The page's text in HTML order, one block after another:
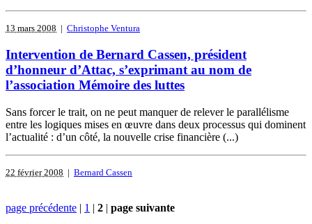
13 mars 2008 | Christophe Ventura
Intervention de Bernard Cassen, président
d’honneur d’Attac, s’exprimant au nom de
l’association Mémoire des luttes
Sans forcer le trait, on ne peut manquer de relever le parallélisme
entre les logiques mises en œuvre dans deux processus qui dominent
l’actualité : d’un côté, la nouvelle crise financière (...)
22 février 2008 | Bernard Cassen
page précédente | 1 | 2 | page suivante